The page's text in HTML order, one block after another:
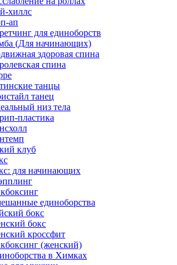
хиллс
ап
для единоборств
(Для начинающих)
здоровая спина
спина
танцы
танец
низ тела
пластика
клуб
для начинающих
единоборства
бокс
бокс
кроссфит
(женский)
в Химках